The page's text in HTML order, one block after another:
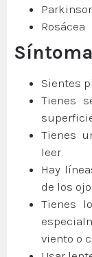
Rosácea
Sientes
Tienes
Tienes
leer.
Hay
de los
Tienes
viento o